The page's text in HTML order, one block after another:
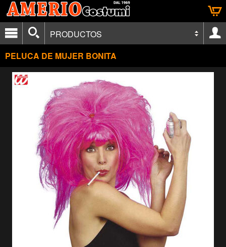
PRODUCTOS
PELUCA DE MUJER BONITA